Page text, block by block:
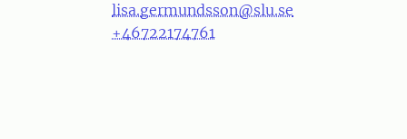
lisa.germundsson@slu.se
+46722174761